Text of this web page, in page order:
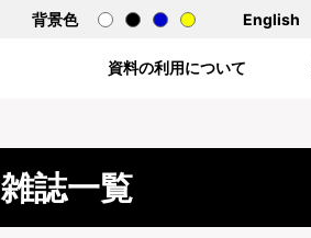
背景色 English
資料の利用について
雑誌一覧